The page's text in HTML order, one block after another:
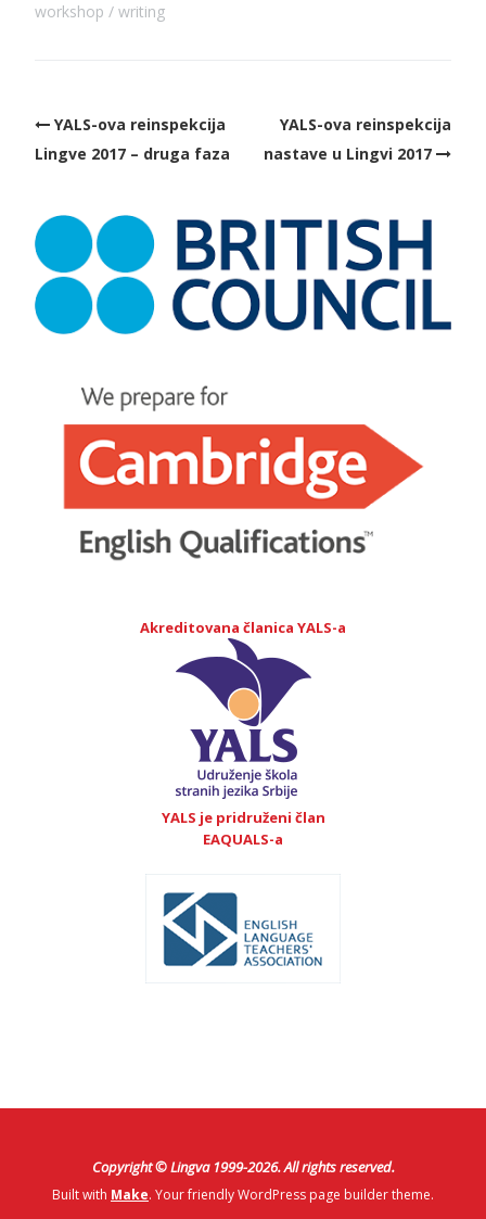
workshop
writing
YALS-ova reinspekcija
Lingve 2017 – druga faza
YALS-ova reinspekcija
nastave u Lingvi 2017
Akreditovana članica YALS-a
YALS je pridruženi član
EAQUALS-a
Copyright © Lingva 1999-2026. All rights reserved.
Built with Make. Your friendly WordPress page builder theme.